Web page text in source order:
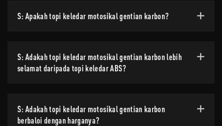
S: Apakah topi keledar motosikal gentian karbon?
S: Adakah topi keledar motosikal gentian karbon lebih
selamat daripada topi keledar ABS?
S: Adakah topi keledar motosikal gentian karbon
berbaloi dengan harganya?